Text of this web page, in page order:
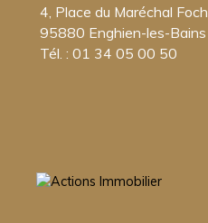
4, Place du Maréchal Foch
95880 Enghien-les-Bains
Tél. : 01 34 05 00 50